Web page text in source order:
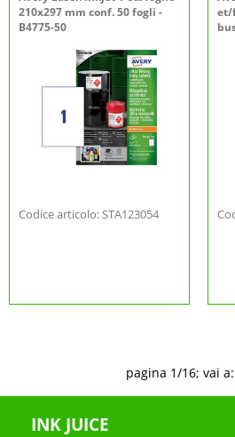
210x297 mm conf. 50 fogli -
B4775-50
Codice articolo: STA123054
et/
pagina 1/16; vai a:
INK JUICE